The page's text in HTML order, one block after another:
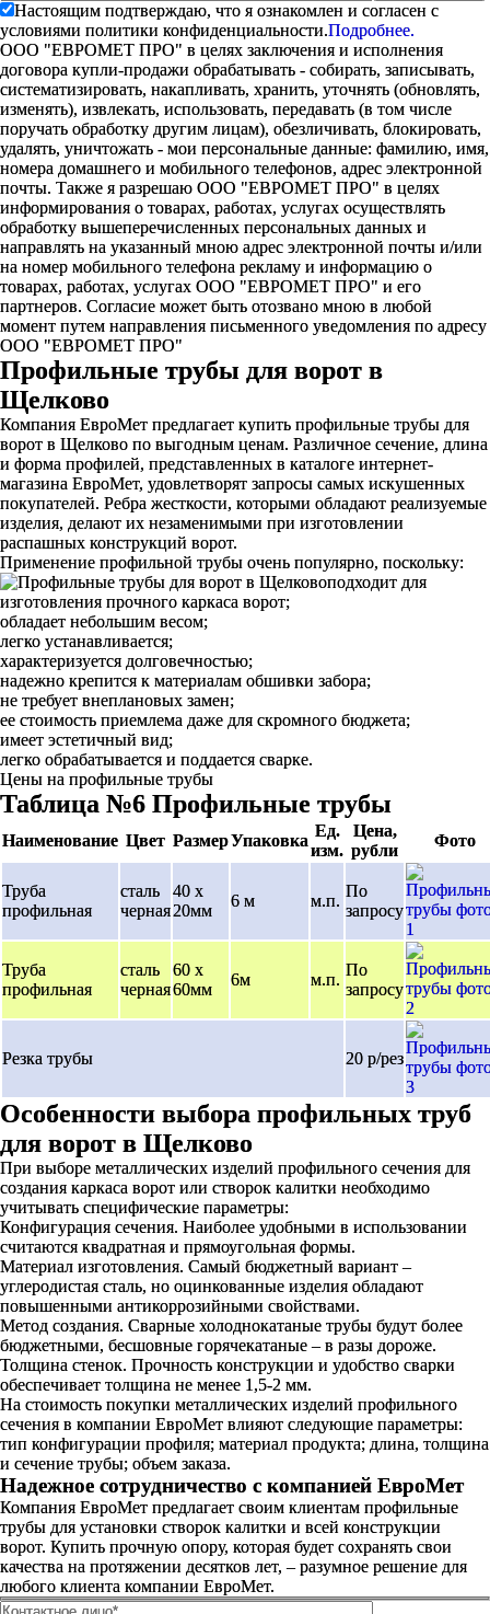
Настоящим подтверждаю, что я ознакомлен и согласен с
условиями политики конфиденциальности.Подробнее.
ООО "ЕВРОМЕТ ПРО" в целях заключения и исполнения
договора купли-продажи обрабатывать - собирать, записывать,
систематизировать, накапливать, хранить, уточнять (обновлять,
изменять), извлекать, использовать, передавать (в том числе
поручать обработку другим лицам), обезличивать, блокировать,
удалять, уничтожать - мои персональные данные: фамилию, имя,
номера домашнего и мобильного телефонов, адрес электронной
почты. Также я разрешаю ООО "ЕВРОМЕТ ПРО" в целях
информирования о товарах, работах, услугах осуществлять
обработку вышеперечисленных персональных данных и
направлять на указанный мною адрес электронной почты и/или
на номер мобильного телефона рекламу и информацию о
товарах, работах, услугах ООО "ЕВРОМЕТ ПРО" и его
партнеров. Согласие может быть отозвано мною в любой
момент путем направления письменного уведомления по адресу
ООО "ЕВРОМЕТ ПРО"
Профильные трубы для ворот в
Щелково
Компания ЕвроМет предлагает купить профильные трубы для
ворот в Щелково по выгодным ценам. Различное сечение, длина
и форма профилей, представленных в каталоге интернет-
магазина ЕвроМет, удовлетворят запросы самых искушенных
покупателей. Ребра жесткости, которыми обладают реализуемые
изделия, делают их незаменимыми при изготовлении
распашных конструкций ворот.
Применение профильной трубы очень популярно, поскольку:
подходит для
изготовления прочного каркаса ворот;
обладает небольшим весом;
легко устанавливается;
характеризуется долговечностью;
надежно крепится к материалам обшивки забора;
не требует внеплановых замен;
ее стоимость приемлема даже для скромного бюджета;
имеет эстетичный вид;
легко обрабатывается и поддается сварке.
Цены на профильные трубы
Таблица №6 Профильные трубы
Наименование Цвет РазмерУпаковка
Ед.
изм.
Цена,
рубли
Фото
Труба
профильная
сталь
черная
40 х
20мм
6 м м.п.
По
запросу
Труба
профильная
сталь
черная
60 х
60мм
6м м.п.
По
запросу
Резка трубы 20 р/рез
Особенности выбора профильных труб
для ворот в Щелково
При выборе металлических изделий профильного сечения для
создания каркаса ворот или створок калитки необходимо
учитывать специфические параметры:
Конфигурация сечения. Наиболее удобными в использовании
считаются квадратная и прямоугольная формы.
Материал изготовления. Самый бюджетный вариант –
углеродистая сталь, но оцинкованные изделия обладают
повышенными антикоррозийными свойствами.
Метод создания. Сварные холоднокатаные трубы будут более
бюджетными, бесшовные горячекатаные – в разы дороже.
Толщина стенок. Прочность конструкции и удобство сварки
обеспечивает толщина не менее 1,5-2 мм.
На стоимость покупки металлических изделий профильного
сечения в компании ЕвроМет влияют следующие параметры:
тип конфигурации профиля; материал продукта; длина, толщина
и сечение трубы; объем заказа.
Надежное сотрудничество с компанией ЕвроМет
Компания ЕвроМет предлагает своим клиентам профильные
трубы для установки створок калитки и всей конструкции
ворот. Купить прочную опору, которая будет сохранять свои
качества на протяжении десятков лет, – разумное решение для
любого клиента компании ЕвроМет.